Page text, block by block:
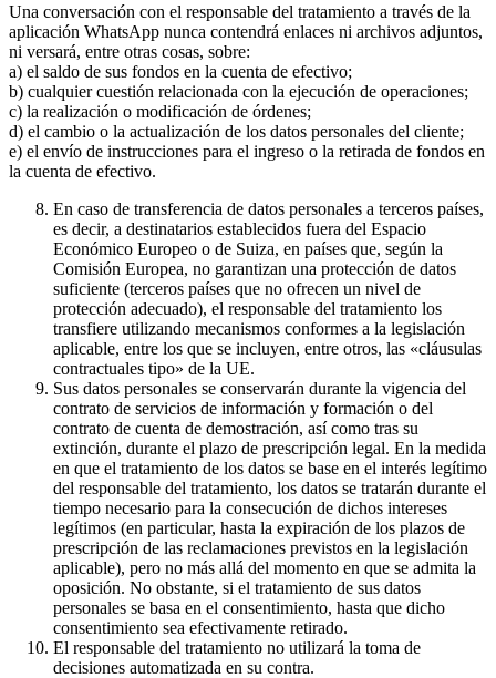
Una conversación con el responsable del tratamiento a través de la
aplicación WhatsApp nunca contendrá enlaces ni archivos adjuntos,
ni versará, entre otras cosas, sobre:
a) el saldo de sus fondos en la cuenta de efectivo;
b) cualquier cuestión relacionada con la ejecución de operaciones;
c) la realización o modificación de órdenes;
d) el cambio o la actualización de los datos personales del cliente;
e) el envío de instrucciones para el ingreso o la retirada de fondos en
la cuenta de efectivo.
En caso de transferencia de datos personales a terceros países,
es decir, a destinatarios establecidos fuera del Espacio
Económico Europeo o de Suiza, en países que, según la
Comisión Europea, no garantizan una protección de datos
suficiente (terceros países que no ofrecen un nivel de
protección adecuado), el responsable del tratamiento los
transfiere utilizando mecanismos conformes a la legislación
aplicable, entre los que se incluyen, entre otros, las «cláusulas
contractuales tipo» de la UE.
Sus datos personales se conservarán durante la vigencia del
contrato de servicios de información y formación o del
contrato de cuenta de demostración, así como tras su
extinción, durante el plazo de prescripción legal. En la medida
en que el tratamiento de los datos se base en el interés legítimo
del responsable del tratamiento, los datos se tratarán durante el
tiempo necesario para la consecución de dichos intereses
legítimos (en particular, hasta la expiración de los plazos de
prescripción de las reclamaciones previstos en la legislación
aplicable), pero no más allá del momento en que se admita la
oposición. No obstante, si el tratamiento de sus datos
personales se basa en el consentimiento, hasta que dicho
consentimiento sea efectivamente retirado.
El responsable del tratamiento no utilizará la toma de
decisiones automatizada en su contra.